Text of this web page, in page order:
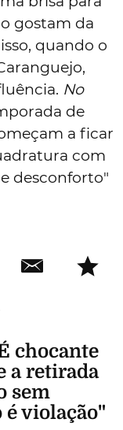
gostam da
quando o
No
de
a ficar
com
desconforto"
chocante
a retirada
sem
violação"